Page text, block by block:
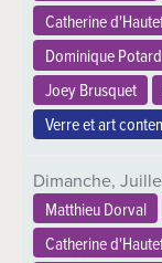
Catherine
Dominique Potard
Joey Brusquet
Verre et art
Dimanche,
Matthieu Dorval
Catherine